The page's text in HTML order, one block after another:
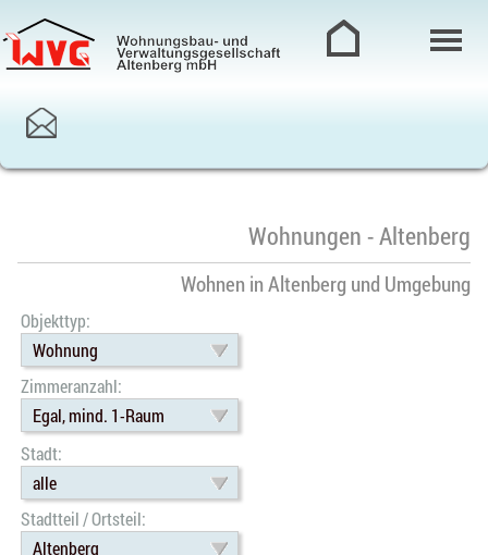
Wohnungen - Altenberg
Wohnen in Altenberg und Umgebung
Objekttyp:
Wohnung
Zimmeranzahl:
Egal, mind. 1-Raum
Stadt:
alle
Stadtteil / Ortsteil:
Altenberg